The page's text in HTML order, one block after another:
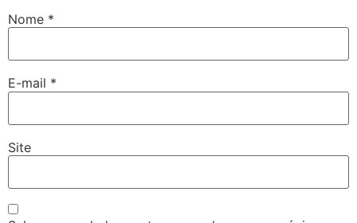
Nome *
E-mail *
Site